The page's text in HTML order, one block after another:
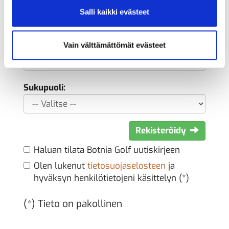
Salli kaikki evästeet
Vain välttämättömät evästeet
Syntymäaika: (*)
Sukupuoli:
Rekisteröidy
Haluan tilata Botnia Golf uutiskirjeen
Olen lukenut tietosuojaselosteen ja
hyväksyn henkilötietojeni käsittelyn (*)
(*) Tieto on pakollinen